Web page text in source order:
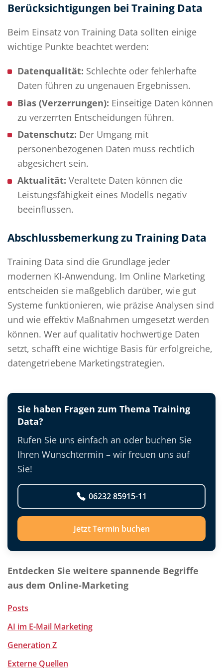
Berücksichtigungen bei Training Data
Beim Einsatz von Training Data sollten einige
wichtige Punkte beachtet werden:
Datenqualität: Schlechte oder fehlerhafte
Daten führen zu ungenauen Ergebnissen.
Bias (Verzerrungen): Einseitige Daten können
zu verzerrten Entscheidungen führen.
Datenschutz: Der Umgang mit
personenbezogenen Daten muss rechtlich
abgesichert sein.
Aktualität: Veraltete Daten können die
Leistungsfähigkeit eines Modells negativ
beeinflussen.
Abschlussbemerkung zu Training Data
Training Data sind die Grundlage jeder
modernen KI-Anwendung. Im Online Marketing
entscheiden sie maßgeblich darüber, wie gut
Systeme funktionieren, wie präzise Analysen sind
und wie effektiv Maßnahmen umgesetzt werden
können. Wer auf qualitativ hochwertige Daten
setzt, schafft eine wichtige Basis für erfolgreiche,
datengetriebene Marketingstrategien.
Sie haben Fragen zum Thema Training
Data?
Rufen Sie uns einfach an oder buchen Sie
Ihren Wunschtermin – wir freuen uns auf
Sie!
06232 85915-11
Jetzt Termin buchen
Entdecken Sie weitere spannende Begriffe
aus dem Online-Marketing
Posts
AI im E-Mail Marketing
Generation Z
Externe Quellen